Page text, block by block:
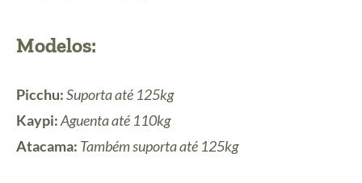
Modelos:
Picchu:Suporta até 125kg
Kaypi:Aguenta até 110kg
Atacama: Também suporta até 125kg